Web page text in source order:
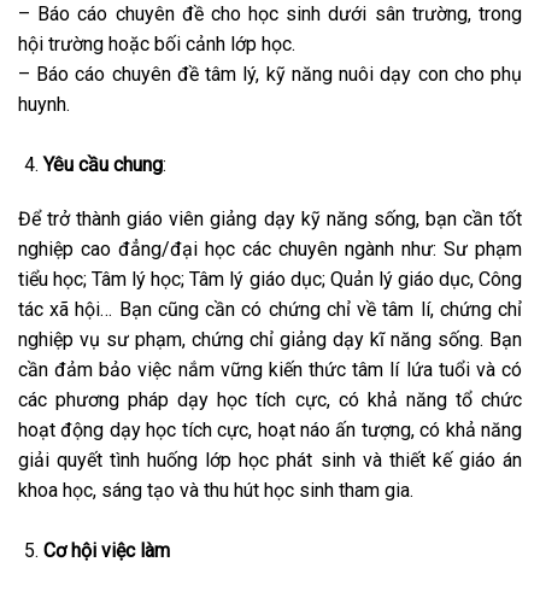
– Báo cáo chuyên đề cho học sinh dưới sân trường, trong
hội trường hoặc bối cảnh lớp học.
– Báo cáo chuyên đề tâm lý, kỹ năng nuôi dạy con cho phụ
huynh.
Yêu cầu chung:
Để trở thành giáo viên giảng dạy kỹ năng sống, bạn cần tốt
nghiệp cao đẳng/đại học các chuyên ngành như: Sư phạm
tiểu học; Tâm lý học; Tâm lý giáo dục; Quản lý giáo dục, Công
tác xã hội… Bạn cũng cần có chứng chỉ về tâm lí, chứng chỉ
nghiệp vụ sư phạm, chứng chỉ giảng dạy kĩ năng sống. Bạn
cần đảm bảo việc nắm vững kiến thức tâm lí lứa tuổi và có
các phương pháp dạy học tích cực, có khả năng tổ chức
hoạt động dạy học tích cực, hoạt náo ấn tượng, có khả năng
giải quyết tình huống lớp học phát sinh và thiết kế giáo án
khoa học, sáng tạo và thu hút học sinh tham gia.
Cơ hội việc làm